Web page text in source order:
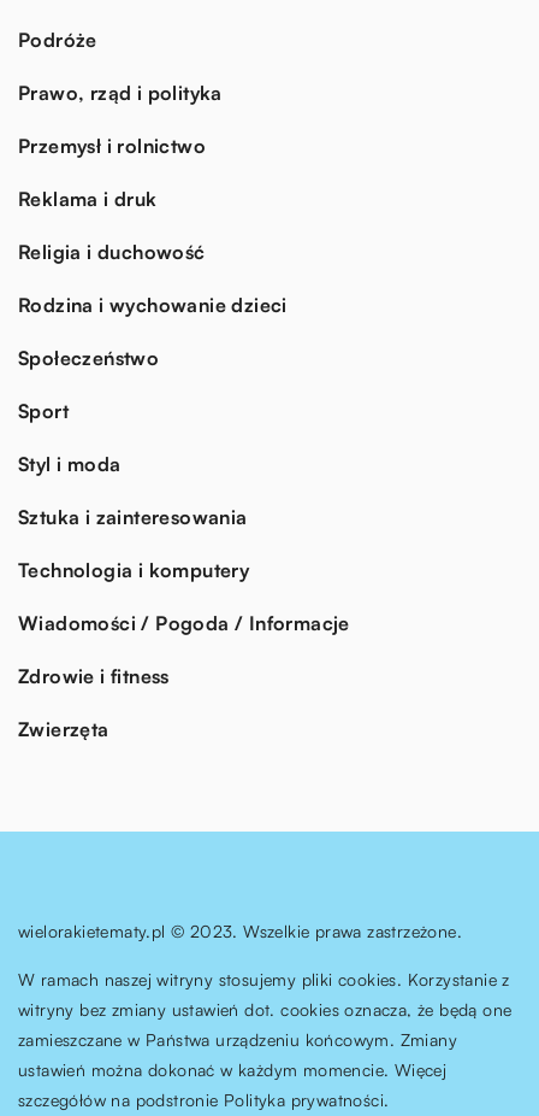
Podróże
Prawo, rząd i polityka
Przemysł i rolnictwo
Reklama i druk
Religia i duchowość
Rodzina i wychowanie dzieci
Społeczeństwo
Sport
Styl i moda
Sztuka i zainteresowania
Technologia i komputery
Wiadomości / Pogoda / Informacje
Zdrowie i fitness
Zwierzęta
wielorakietematy.pl © 2023. Wszelkie prawa zastrzeżone.
W ramach naszej witryny stosujemy pliki cookies. Korzystanie z
witryny bez zmiany ustawień dot. cookies oznacza, że będą one
zamieszczane w Państwa urządzeniu końcowym. Zmiany
ustawień można dokonać w każdym momencie. Więcej
szczegółów na podstronie Polityka prywatności.